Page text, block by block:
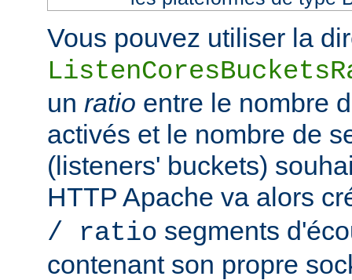
Vous pouvez utiliser la
un ratio entre le nombre
activés et le nombre de
(listeners' buckets)
HTTP Apache va alors
/ ratio segments
contenant son propre